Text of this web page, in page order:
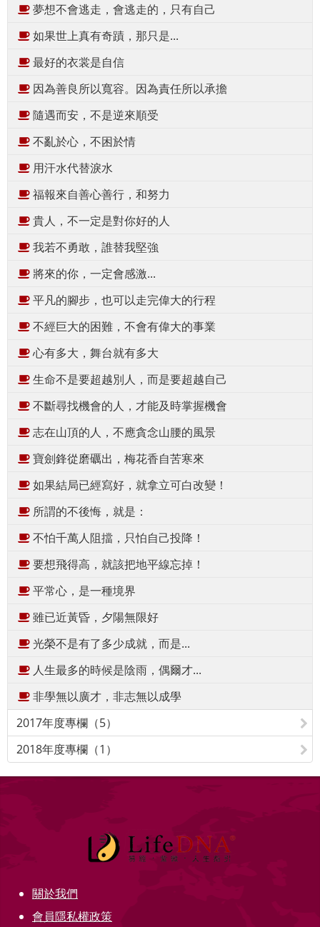
夢想不會逃走，會逃走的，只有自己
如果世上真有奇蹟，那只是...
最好的衣裳是自信
因為善良所以寬容。因為責任所以承擔
隨遇而安，不是逆來順受
不亂於心，不困於情
用汗水代替淚水
福報來自善心善行，和努力
貴人，不一定是對你好的人
我若不勇敢，誰替我堅強
將來的你，一定會感激...
平凡的腳步，也可以走完偉大的行程
不經巨大的困難，不會有偉大的事業
心有多大，舞台就有多大
生命不是要超越別人，而是要超越自己
不斷尋找機會的人，才能及時掌握機會
志在山頂的人，不應貪念山腰的風景
寶劍鋒從磨礪出，梅花香自苦寒來
如果結局已經寫好，就拿立可白改變！
所謂的不後悔，就是：
不怕千萬人阻擋，只怕自己投降！
要想飛得高，就該把地平線忘掉！
平常心，是一種境界
雖已近黃昏，夕陽無限好
光榮不是有了多少成就，而是...
人生最多的時候是陰雨，偶爾才...
非學無以廣才，非志無以成學
2017年度專欄（5）
2018年度專欄（1）
關於我們
會員隱私權政策